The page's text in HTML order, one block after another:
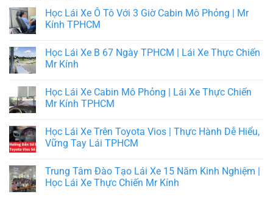
Học Lái Xe Ô Tô Với 3 Giờ Cabin Mô Phỏng | Mr
Kính TPHCM
Học Lái Xe B 67 Ngày TPHCM | Lái Xe Thực Chiến
Mr Kính
Học Lái Xe Cabin Mô Phỏng | Lái Xe Thực Chiến
Mr Kính TPHCM
Học Lái Xe Trên Toyota Vios | Thực Hành Dễ Hiểu,
Vững Tay Lái TPHCM
Trung Tâm Đào Tạo Lái Xe 15 Năm Kinh Nghiệm |
Học Lái Xe Thực Chiến Mr Kính